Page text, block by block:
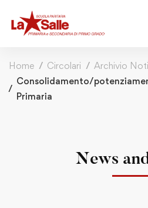
Home Circolari
Archivio
Consolidamento/
Primaria
News